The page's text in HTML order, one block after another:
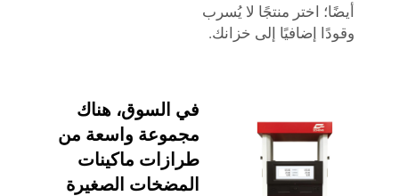
أيضًا؛ اختر منتجًا لا يُسرب
وقودًا إضافيًا إلى خزانك.
في السوق، هناك
مجموعة واسعة من
طرازات ماكينات
المضخات الصغيرة